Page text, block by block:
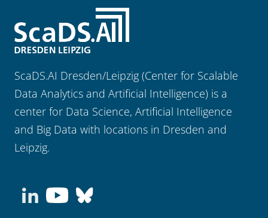
ScaDS.AI Dresden/Leipzig (Center for Scalable
Data Analytics and Artificial Intelligence) is a
center for Data Science, Artificial Intelligence
and Big Data with locations in Dresden and
Leipzig.